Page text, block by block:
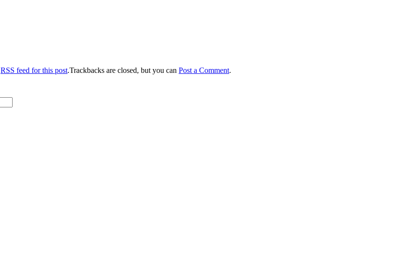
RSS feed for this post.Trackbacks are closed, but you can Post a Comment.